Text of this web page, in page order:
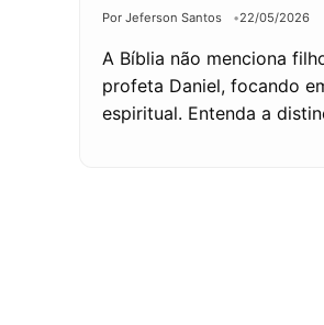
Por Jeferson Santos 22/05/2026
A Bíblia não menciona
profeta Daniel, focando
espiritual. Entenda a